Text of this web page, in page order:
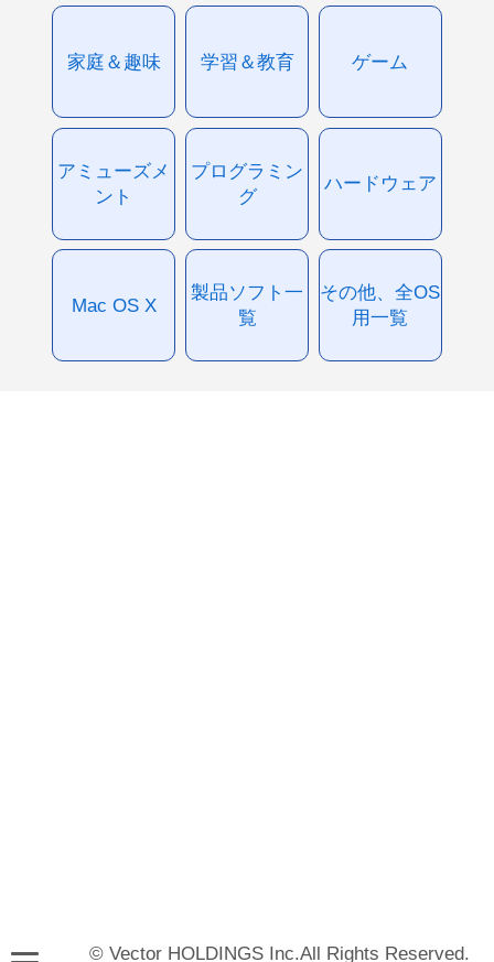
家庭＆趣味 学習＆教育 ゲーム
アミューズメ
ント
プログラミン
グ
ハードウェア
Mac OS X
製品ソフト一
覧
その他、全OS
用一覧
© Vector HOLDINGS Inc.All Rights Reserved.